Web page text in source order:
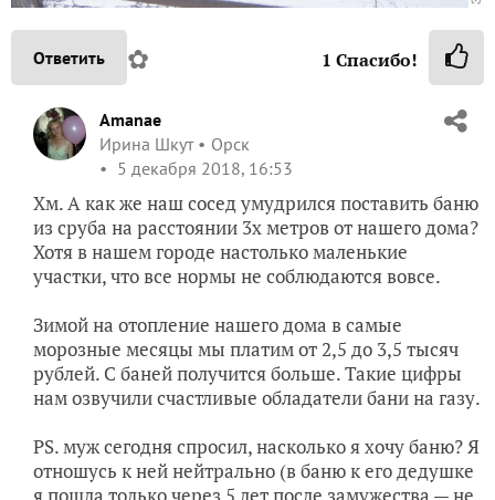
Ответить ✿ 1 Спасибо!
Amanae
Ирина Шкут
Орск
5 декабря 2018, 16:53
Хм. А как же наш сосед умудрился поставить баню
из сруба на расстоянии 3х метров от нашего дома?
Хотя в нашем городе настолько маленькие
участки, что все нормы не соблюдаются вовсе.
Зимой на отопление нашего дома в самые
морозные месяцы мы платим от 2,5 до 3,5 тысяч
рублей. С баней получится больше. Такие цифры
нам озвучили счастливые обладатели бани на газу.
PS. муж сегодня спросил, насколько я хочу баню? Я
отношусь к ней нейтрально (в баню к его дедушке